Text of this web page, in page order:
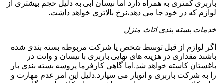
باربری کمتری به همراه دارد اما نیسان آبی به دلیل حجم بیشتری از
لوازم که در خود جا می دهد،نرخ بالاتری خواهد داشت.
خدمات بسته بندی اثاث منزل
اگر لوازم از قبل توسط شخص یا شرکت مربوطه بسته بندی شده
باشند مقداری در هزینه های نهایی باربری با نیسان و وانت در
باغستان کاسته خواهد شد.اما گاهی کارفرما پروسه بسته بندی بار
را به شرکت باربری و اتوبار می سپارد.دلیل این امر عدم مهارت و